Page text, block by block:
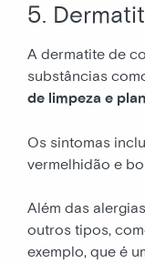
5.
A dermatite de
substâncias
de limpeza e
Os sintomas
vermelhidão e
Além das
outros tipos,
exemplo, que é